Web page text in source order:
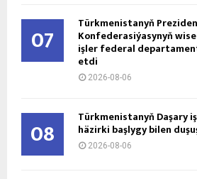
07 Türkmenistanyň
Konfederasiýasynyň
işler federal
etdi
2026-08-06
08 Türkmenistanyň Daşary
häzirki başlygy bilen
2026-08-06